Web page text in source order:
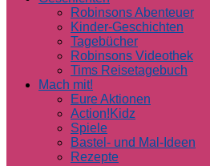
Robinsons Abenteuer
Kinder-Geschichten
Tagebücher
Robinsons Videothek
Tims Reisetagebuch
Mach mit!
Eure Aktionen
Action!Kidz
Spiele
Bastel- und Mal-Ideen
Rezepte